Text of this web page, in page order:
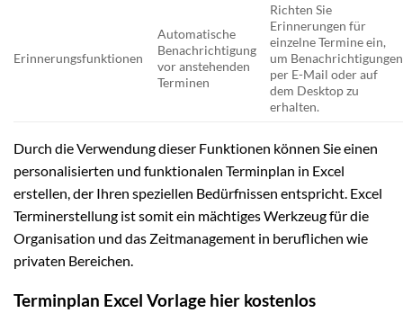
Erinnerungsfunktionen
Automatische
Benachrichtigung
vor anstehenden
Terminen
Richten Sie
Erinnerungen für
einzelne Termine ein,
um Benachrichtigungen
per E-Mail oder auf
dem Desktop zu
erhalten.
Durch die Verwendung dieser Funktionen können Sie einen
personalisierten und funktionalen Terminplan in Excel
erstellen, der Ihren speziellen Bedürfnissen entspricht. Excel
Terminerstellung ist somit ein mächtiges Werkzeug für die
Organisation und das Zeitmanagement in beruflichen wie
privaten Bereichen.
Terminplan Excel Vorlage hier kostenlos